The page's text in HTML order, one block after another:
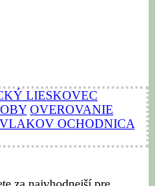
LIESKOVEC
OVEROVANIE
OCHODNICA